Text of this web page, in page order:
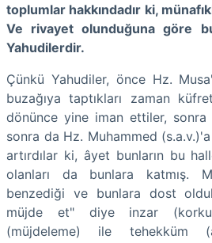
toplumlar hakkındadır ki,
Ve rivayet olunduğuna göre
Yahudilerdir.
Çünkü Yahudiler, önce Hz.
buzağıya taptıkları zaman
dönünce yine iman ettiler, sonra
sonra da Hz. Muhammed
artırdılar ki, âyet bunların bu
olanları da bunlara katmış.
benzediği ve bunlara dost
müjde et" diye inzar
(müjdeleme) ile tehekküm